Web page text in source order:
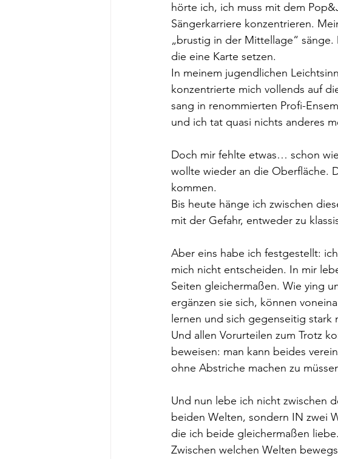
hörte ich, ich muss mit dem
Sängerkarriere konzentrieren.
„brustig in der Mittellage“
die eine Karte setzen.
In meinem jugendlichen
konzentrierte mich vollends auf
sang in renommierten Profi-
und ich tat quasi nichts anderes
Doch mir fehlte etwas… schon
wollte wieder an die Oberfläche.
kommen.
Bis heute hänge ich zwischen
mit der Gefahr, entweder zu
Aber eins habe ich festgestellt:
mich nicht entscheiden. In mir
Seiten gleichermaßen. Wie ying
ergänzen sie sich, können
lernen und sich gegenseitig stark
Und allen Vorurteilen zum Trotz
beweisen: man kann beides
ohne Abstriche machen zu
Und nun lebe ich nicht zwischen
beiden Welten, sondern IN zwei
die ich beide gleichermaßen liebe.
Zwischen welchen Welten